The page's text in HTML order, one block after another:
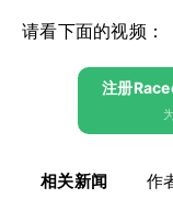
请看下面的视频：
注册
相关新闻 作